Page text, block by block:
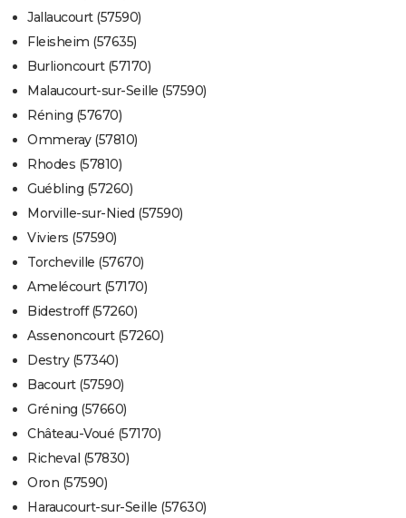
Jallaucourt (57590)
Fleisheim (57635)
Burlioncourt (57170)
Malaucourt-sur-Seille (57590)
Réning (57670)
Ommeray (57810)
Rhodes (57810)
Guébling (57260)
Morville-sur-Nied (57590)
Viviers (57590)
Torcheville (57670)
Amelécourt (57170)
Bidestroff (57260)
Assenoncourt (57260)
Destry (57340)
Bacourt (57590)
Gréning (57660)
Château-Voué (57170)
Richeval (57830)
Oron (57590)
Haraucourt-sur-Seille (57630)